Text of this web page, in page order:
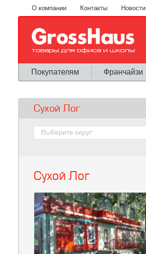
Перейти к основному содержанию
О компании Контакты Новости
Покупателям Франчайзи
Сухой Лог
Сухой Лог